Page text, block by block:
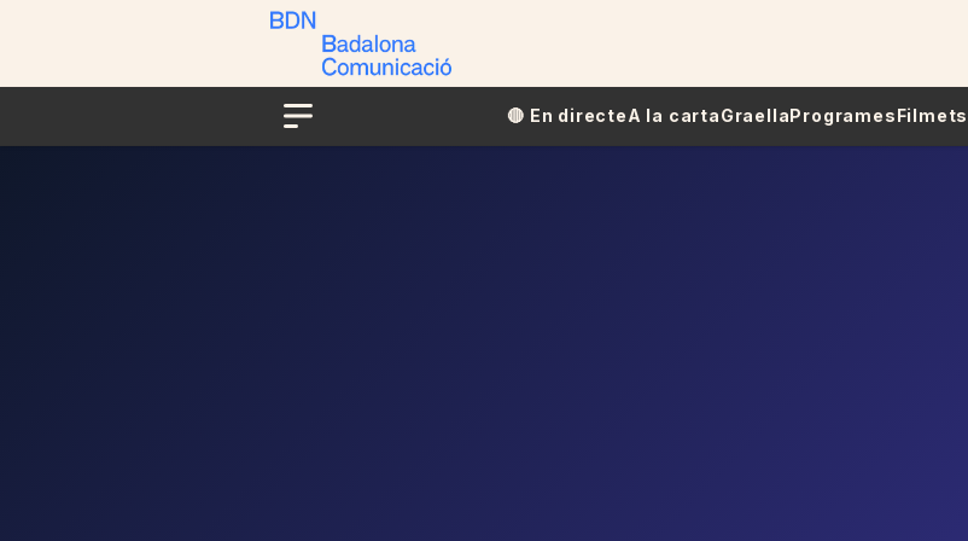
Menu
🔴​​ En directeA la cartaGraellaProgramesFilmets